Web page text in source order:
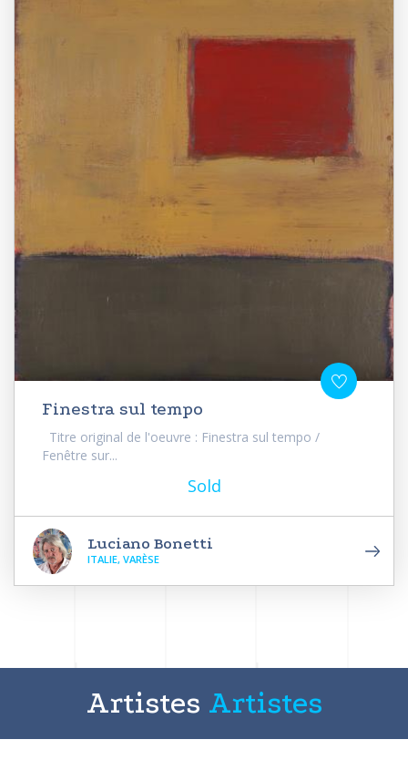
Finestra sul tempo
Titre original de l'oeuvre : Finestra sul tempo /
Fenêtre sur...
Sold
Luciano Bonetti
ITALIE, VARÈSE
Artistes Artistes